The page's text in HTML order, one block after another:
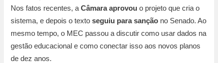
Nos fatos recentes, aCâmara aprovou o projeto que cria o
sistema, e depois o textoseguiu para sanção no Senado. Ao
mesmo tempo, o MEC passou a discutir como usar dados na
gestão educacional e como conectar isso aos novos planos
de dez anos.